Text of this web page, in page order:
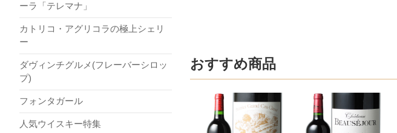
おすすめ商品
ーラ「テレマナ」
カトリコ・アグリコラの極上シェリ
ー
ダヴィンチグルメ(フレーバーシロッ
プ)
フォンタガール
人気ウイスキー特集